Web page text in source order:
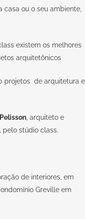
ou o seu ambiente,
existem os melhores
arquitetônicos
projetos de arquitetura e
, arquiteto e
pelo stúdio class.
de interiores, em
Greville em